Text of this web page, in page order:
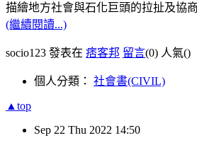
描繪地方社會與石化巨頭的拉扯及協商
(繼續閱讀...)
socio123 發表在 痞客邦 留言(0) 人氣()
個人分類： 社會書(CIVIL)
▲top
Sep 22 Thu 2022 14:50